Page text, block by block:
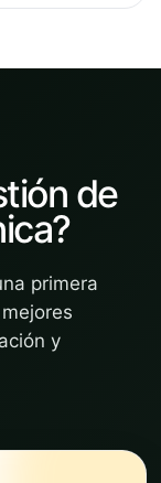
de
primera
y